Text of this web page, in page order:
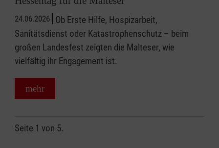
24.06.2026 Ob Erste Hilfe, Hospizarbeit,
Sanitätsdienst oder Katastrophenschutz – beim
großen Landesfest zeigten die Malteser, wie
vielfältig ihr Engagement ist.
mehr
Seite 1 von 5.